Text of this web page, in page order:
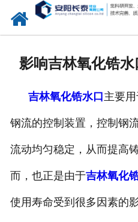
影响吉林氧化锆
吉林氧化锆水口 主要
钢流的控制装置，控制钢
流动均匀稳定，从而提高
而，也正是由于吉林氧化
使用寿命受到很多因素的